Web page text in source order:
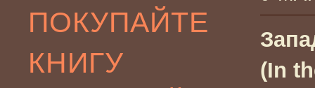
ПОКУПАЙТЕ
КНИГУ
(In